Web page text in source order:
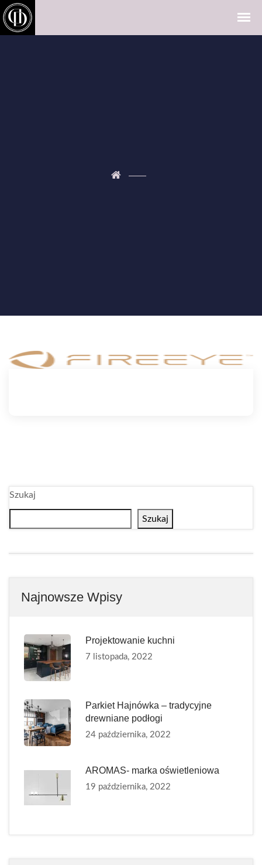
Szukaj
Szukaj
Najnowsze Wpisy
Projektowanie kuchni
7 listopada, 2022
Parkiet Hajnówka – tradycyjne
drewniane podłogi
24 października, 2022
AROMAS- marka oświetleniowa
19 października, 2022